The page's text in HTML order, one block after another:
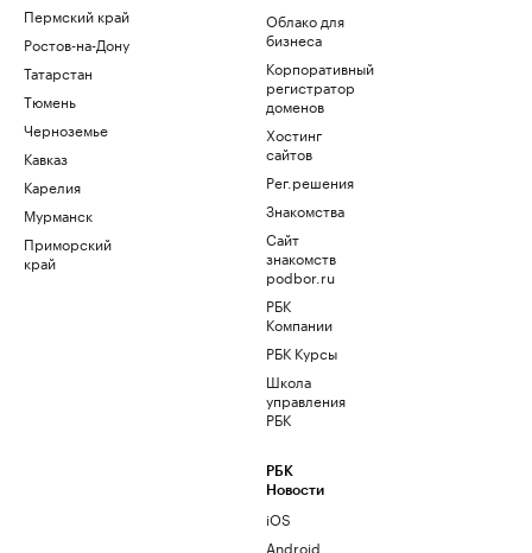
Пермский край
Ростов-на-Дону
Татарстан
Тюмень
Черноземье
Кавказ
Карелия
Мурманск
Приморский
край
Облако для
бизнеса
Корпоративный
регистратор
доменов
Хостинг
сайтов
Рег.решения
Знакомства
Сайт
знакомств
podbor.ru
РБК
Компании
РБК Курсы
Школа
управления
РБК
РБК
Новости
iOS
Android